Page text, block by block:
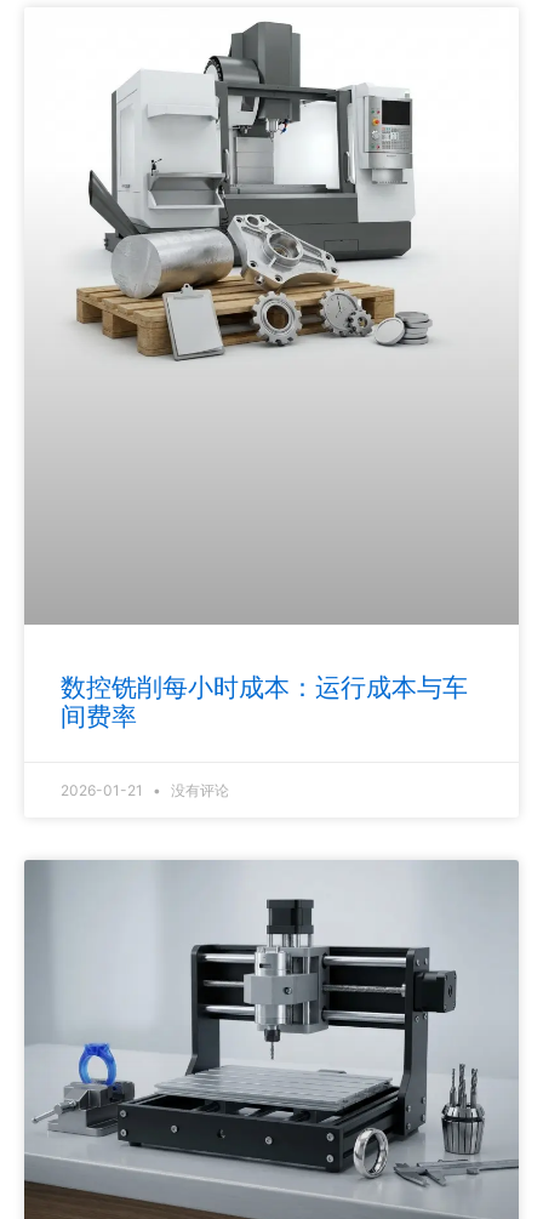
数控铣削每小时成本：运行成本与车
间费率
2026-01-21 没有评论